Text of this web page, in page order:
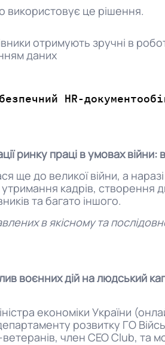
використовує це рішення.
отримують зручні в
даних
HR-
ринку праці в умовах війни:
ще до великої війни, а
кадрів, створення
та багато іншого.
в якісному та
воєнних дій на людський
економіки України
розвитку ГО
ветеранів, член CEO Club,